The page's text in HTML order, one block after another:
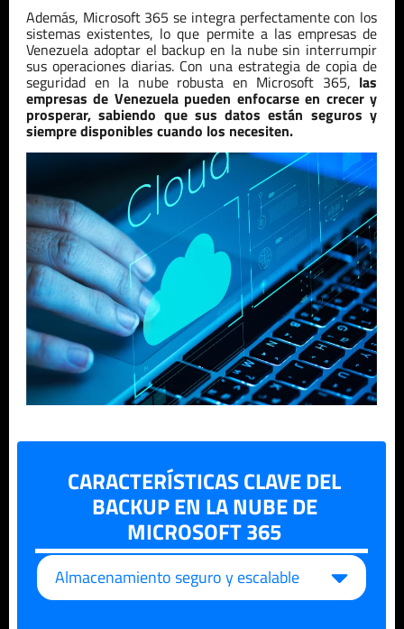
Además, Microsoft 365 se integra perfectamente con los
sistemas existentes, lo que permite a las empresas de
Venezuela adoptar el backup en la nube sin interrumpir
sus operaciones diarias. Con una estrategia de copia de
seguridad en la nube robusta en Microsoft 365, las
empresas de Venezuelapueden enfocarse en crecer y
prosperar, sabiendo que sus datos están seguros y
siempre disponibles cuando los necesiten.
CARACTERÍSTICAS CLAVE DEL
BACKUP EN LA NUBE DE
MICROSOFT 365
Almacenamiento seguro y escalable